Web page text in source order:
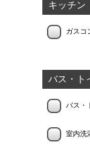
キッチン
ガスコ
バス・ト
バス・
室内洗